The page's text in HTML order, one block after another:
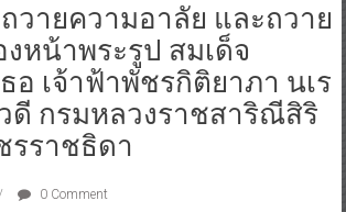
วายความอาลัย และถวาย
งหน้าพระรูป สมเด็จ
อ เจ้าฟ้าพัชรกิติยาภา นเร
ดี กรมหลวงราชสาริณีสิริ
รราชธิดา
0 Comment